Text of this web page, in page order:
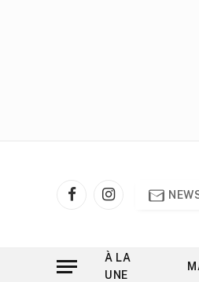
FacebookInstagram
À LA
UNE